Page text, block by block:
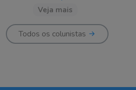
Veja mais
Todos os colunistas